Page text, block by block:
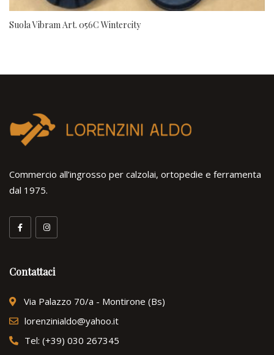
Suola Vibram Art. 056C Wintercity
Commercio all’ingrosso per calzolai, ortopedie e ferramenta
dal 1975.
Contattaci
Via Palazzo 70/a - Montirone (Bs)
lorenzinialdo@yahoo.it
Tel: (+39) 030 267345